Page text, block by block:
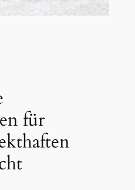
für